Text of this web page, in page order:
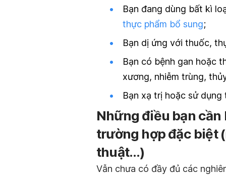
Bạn đang dùng bất kì
thực phẩm bổ sung;
Bạn dị ứng với thuốc,
Bạn có bệnh gan hoặc
xương, nhiễm trùng,
Bạn xạ trị hoặc sử
Những điều bạn
trường hợp đặc biệt
thuật…)
Vẫn chưa có đầy đủ các